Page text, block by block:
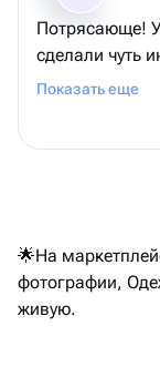
Потрясающе!
сделали чуть
Учитывая что
Показать еще
🌟На
фотографии,
живую.